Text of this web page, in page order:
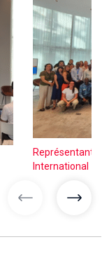
Représentants
International